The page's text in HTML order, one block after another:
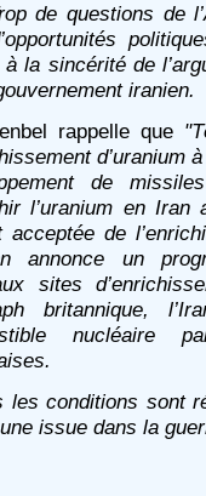
de questions de
à la sincérité de
iranien.
rappelle que
d’uranium
de
l’uranium en
acceptée de
annonce un
sites
britannique,
nucléaire
les conditions sont
issue dans la